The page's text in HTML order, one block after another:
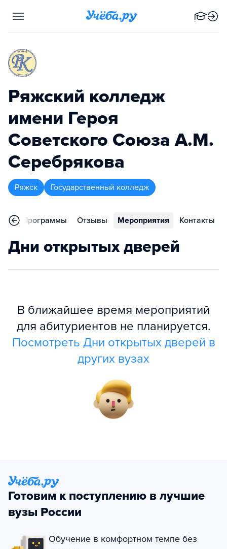
Ряжский колледж
имени Героя
Советского Союза А.М.
Серебрякова
Ряжск Государственный колледж
Программы Отзывы Мероприятия Контакты
Дни открытых дверей
В ближайшее время мероприятий
для абитуриентов не планируется.
Посмотреть Дни открытых дверей в
других вузах
Готовим к поступлению в лучшие
вузы России
Обучение в комфортном темпе без